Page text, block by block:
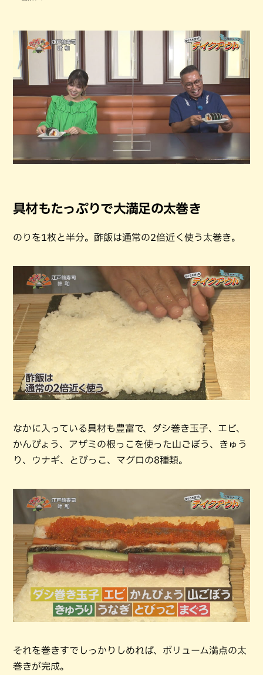
具材もたっぷりで大満足の太巻き
のりを1枚と半分。酢飯は通常の2倍近く使う太巻き。
なかに入っている具材も豊富で、ダシ巻き玉子、エビ、
かんぴょう、アザミの根っこを使った山ごぼう、きゅう
り、ウナギ、とびっこ、マグロの8種類。
それを巻きすでしっかりしめれば、ボリューム満点の太
巻きが完成。